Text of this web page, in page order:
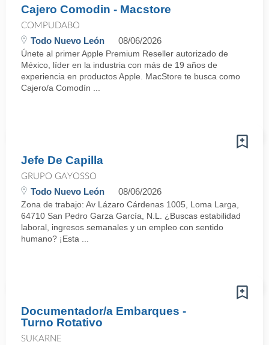
Cajero Comodin - Macstore
COMPUDABO
Todo Nuevo León 08/06/2026
Únete al primer Apple Premium Reseller autorizado de
México, líder en la industria con más de 19 años de
experiencia en productos Apple. MacStore te busca como
Cajero/a Comodín ...
Jefe De Capilla
GRUPO GAYOSSO
Todo Nuevo León 08/06/2026
Zona de trabajo: Av Lázaro Cárdenas 1005, Loma Larga,
64710 San Pedro Garza García, N.L. ¿Buscas estabilidad
laboral, ingresos semanales y un empleo con sentido
humano? ¡Esta ...
Documentador/a Embarques -
Turno Rotativo
SUKARNE